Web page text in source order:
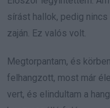
sírást hallok, pedig
zaján. Ez valós volt.
Megtorpantam, és
felhangzott, most már
vert, és elindultam a